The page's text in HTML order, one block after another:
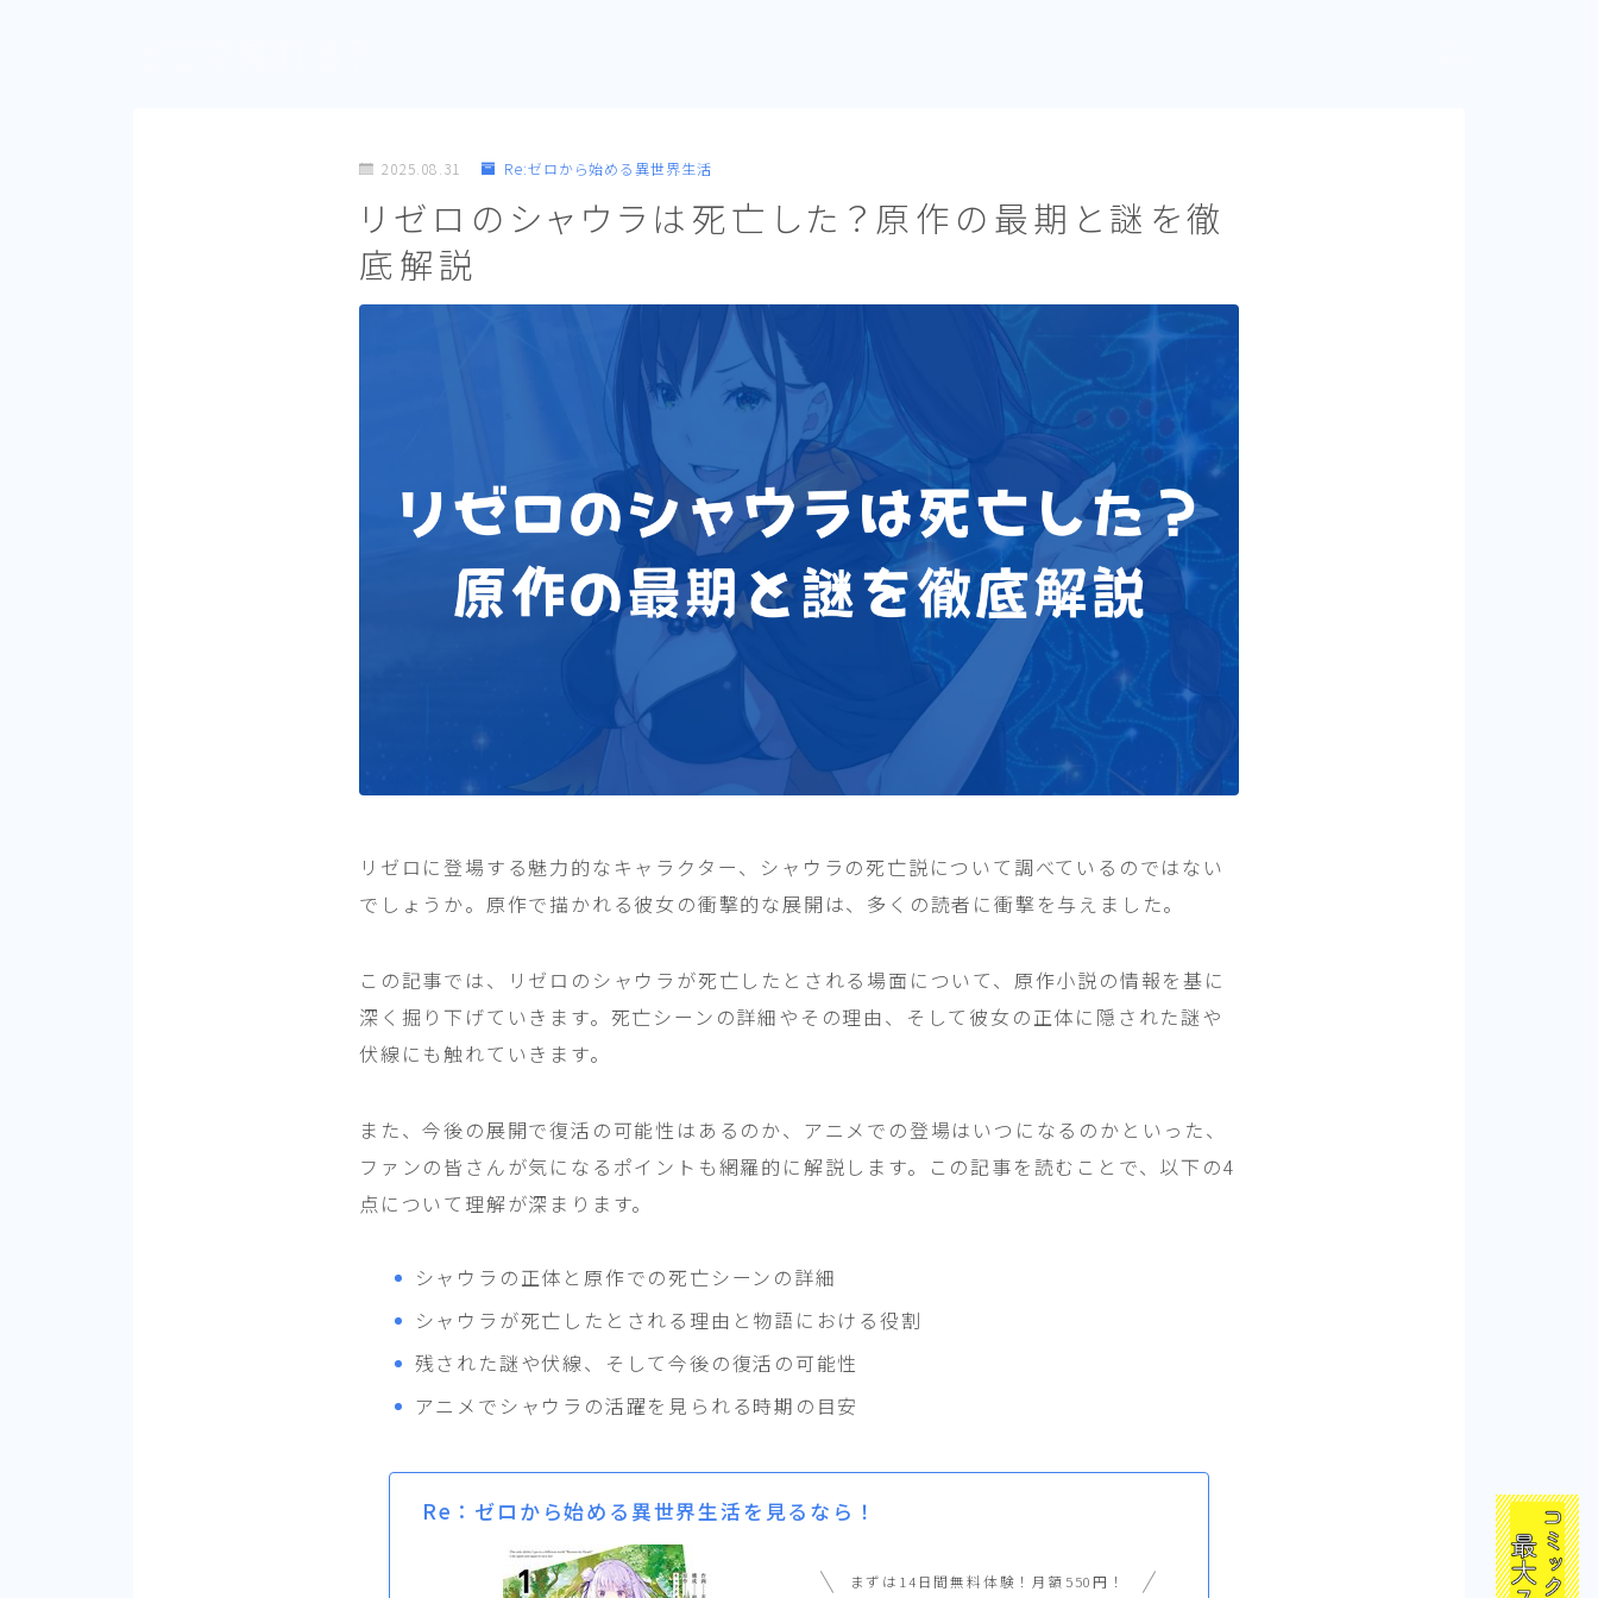
2025.08.31 Re:ゼロから始める異世界生活
リゼロのシャウラは死亡した？原作の最期と謎を徹
底解説
リゼロに登場する魅力的なキャラクター、シャウラの死亡説について調べているのではない
でしょうか。原作で描かれる彼女の衝撃的な展開は、多くの読者に衝撃を与えました。
この記事では、リゼロのシャウラが死亡したとされる場面について、原作小説の情報を基に
深く掘り下げていきます。死亡シーンの詳細やその理由、そして彼女の正体に隠された謎や
伏線にも触れていきます。
また、今後の展開で復活の可能性はあるのか、アニメでの登場はいつになるのかといった、
ファンの皆さんが気になるポイントも網羅的に解説します。この記事を読むことで、以下の4
点について理解が深まります。
シャウラの正体と原作での死亡シーンの詳細
シャウラが死亡したとされる理由と物語における役割
残された謎や伏線、そして今後の復活の可能性
アニメでシャウラの活躍を見られる時期の目安
Re：ゼロから始める異世界生活を見るなら！
まずは14日間無料体験！月額550円！